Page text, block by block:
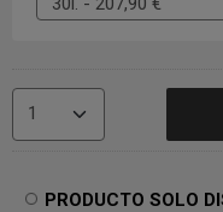
PRODUCTO SOLO